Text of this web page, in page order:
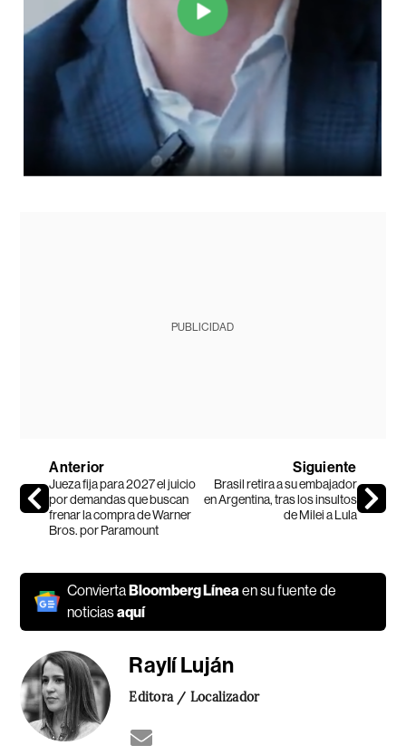
PUBLICIDAD
Anterior
Jueza fija para 2027 el juicio
por demandas que buscan
frenar la compra de Warner
Bros. por Paramount
Siguiente
Brasil retira a su embajador
en Argentina, tras los insultos
de Milei a Lula
ConviertaBloomberg Línea en su fuente de
noticiasaquí
Raylí Luján
Editora / Localizador